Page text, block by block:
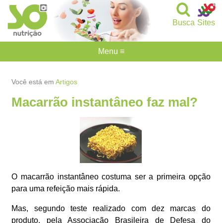
Sites
Busca
Você está emArtigos
Macarrão instantâneo faz mal?
O macarrão instantâneo costuma ser a primeira opção
para uma refeição mais rápida.
Mas, segundo teste realizado com dez marcas do
produto, pela Associação Brasileira de Defesa do